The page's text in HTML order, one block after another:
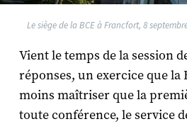
Le siège de la BCE à Francfort, 8
Vient le temps de la session
réponses, un exercice que la
moins maîtriser que la
toute conférence, le service